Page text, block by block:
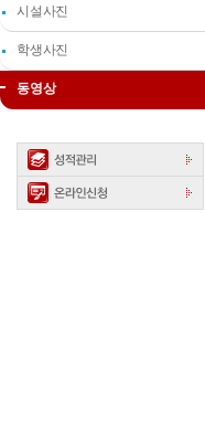
시설사진
학생사진
동영상